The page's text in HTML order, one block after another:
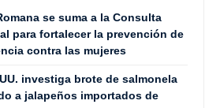
se suma a la Consulta
para fortalecer la prevención de
contra las mujeres
investiga brote de salmonela
a jalapeños importados de